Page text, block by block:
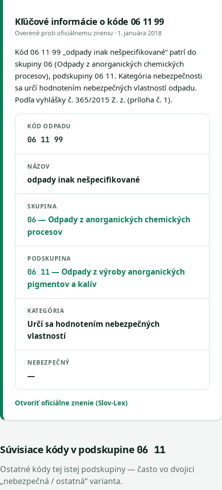
Kľúčové informácie o kóde 06 11 99
Overené proti oficiálnemu zneniu · 1. januára 2018
Kód 06 11 99 „odpady inak nešpecifikované“ patrí do
skupiny 06 (Odpady z anorganických chemických
procesov), podskupiny 06 11. Kategória nebezpečnosti
sa určí hodnotením nebezpečných vlastností odpadu.
Podľa vyhlášky č. 365/2015 Z. z. (príloha č. 1).
KÓD ODPADU
06 11 99
NÁZOV
odpady inak nešpecifikované
SKUPINA
06— Odpady z anorganických chemických
procesov
PODSKUPINA
06 11— Odpady z výroby anorganických
pigmentov a kalív
KATEGÓRIA
Určí sa hodnotením nebezpečných
vlastností
NEBEZPEČNÝ
—
Otvoriť oficiálne znenie (Slov-Lex)
Súvisiace kódy v podskupine 06 11
Ostatné kódy tej istej podskupiny — často vo dvojici
„nebezpečná / ostatná“ varianta.